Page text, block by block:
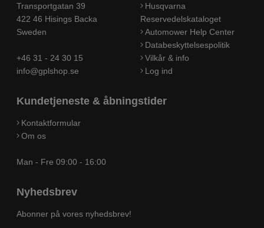
Transportgatan 39
422 46 Hisings Backa
Sweden
+46 31 - 24 30 15
info@gplshop.se
Husqvarna
Reservedelskataloget
Automower Help Center
Databeskyttelsespolitik
Vilkår & info
Log ind
Kundetjeneste & åbningstider
Kontaktformular
Om os
Man - Fre 09:00 - 16:00
Nyhedsbrev
Abonner på vores nyhedsbrev!